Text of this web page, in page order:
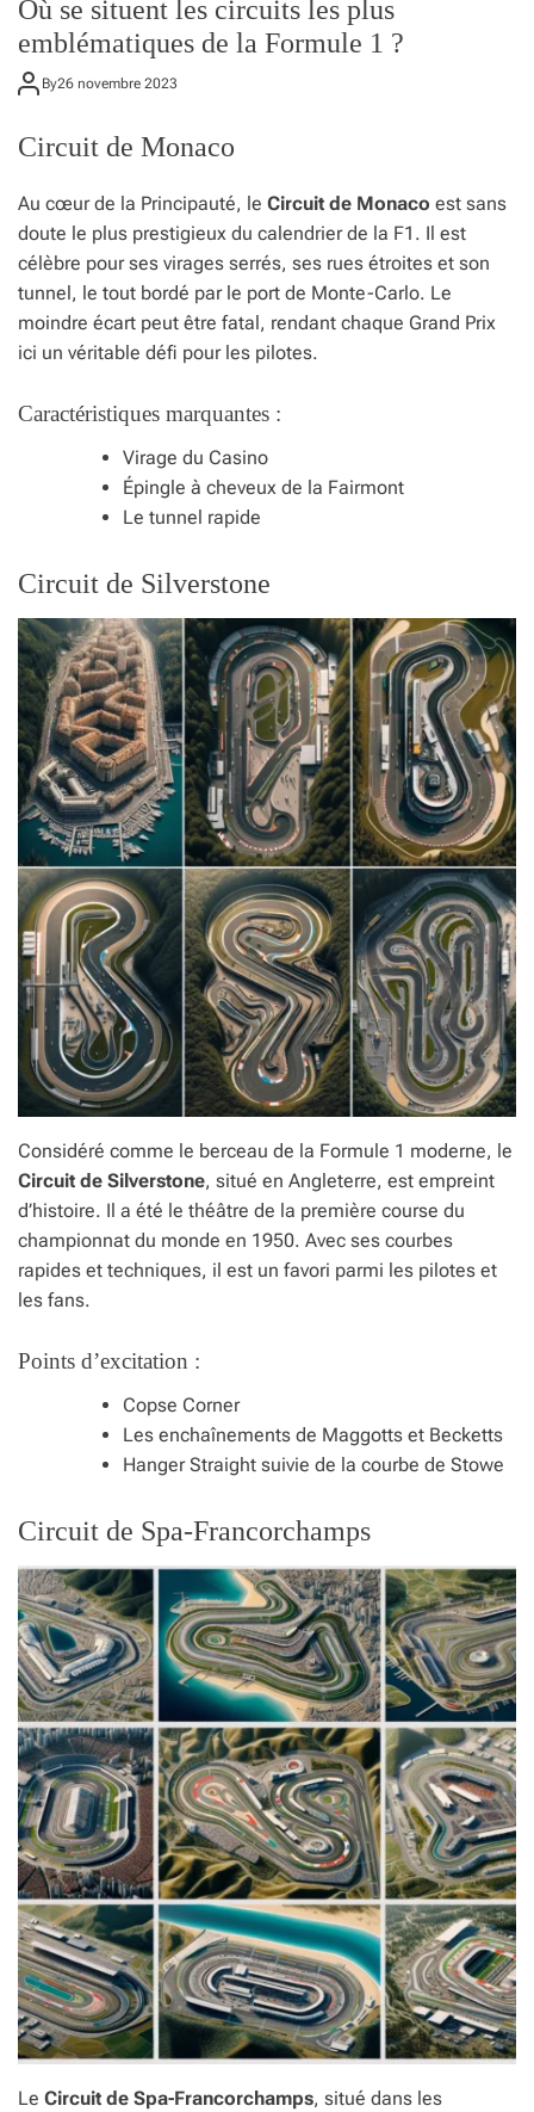
Où se situent les circuits les plus
emblématiques de la Formule 1 ?
By26 novembre 2023
Circuit de Monaco
Au cœur de la Principauté, le Circuit de Monaco est sans
doute le plus prestigieux du calendrier de la F1. Il est
célèbre pour ses virages serrés, ses rues étroites et son
tunnel, le tout bordé par le port de Monte-Carlo. Le
moindre écart peut être fatal, rendant chaque Grand Prix
ici un véritable défi pour les pilotes.
Caractéristiques marquantes :
Virage du Casino
Épingle à cheveux de la Fairmont
Le tunnel rapide
Circuit de Silverstone
Considéré comme le berceau de la Formule 1 moderne, le
Circuit de Silverstone, situé en Angleterre, est empreint
d’histoire. Il a été le théâtre de la première course du
championnat du monde en 1950. Avec ses courbes
rapides et techniques, il est un favori parmi les pilotes et
les fans.
Points d’excitation :
Copse Corner
Les enchaînements de Maggotts et Becketts
Hanger Straight suivie de la courbe de Stowe
Circuit de Spa-Francorchamps
Le Circuit de Spa-Francorchamps, situé dans les